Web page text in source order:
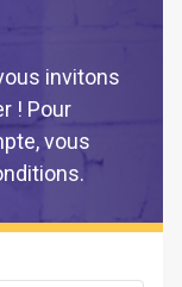
invitons
! Pour
vous